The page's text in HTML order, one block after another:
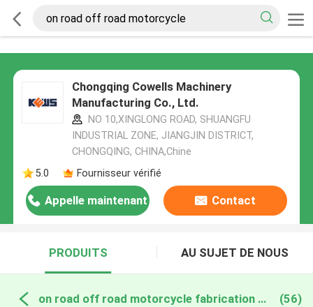
Chongqing Cowells Machinery
Manufacturing Co., Ltd.
NO 10,XINGLONG ROAD, SHUANGFU
INDUSTRIAL ZONE, JIANGJIN DISTRICT,
CHONGQING, CHINA,Chine
5.0
Fournisseur vérifié
Appelle maintenant Contact
PRODUITS AU SUJET DE NOUS
on road off road motorcycle fabrication en ligne (56)